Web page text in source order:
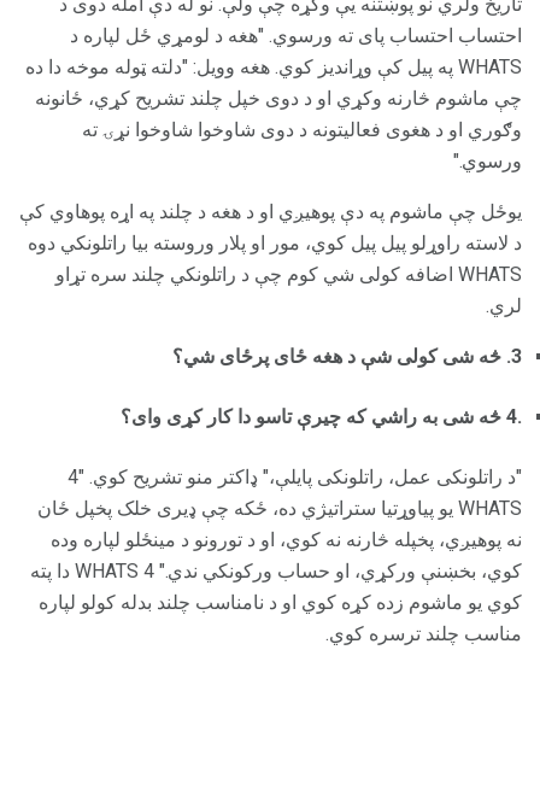
احتساب احتساب پای ته ورسوي. "هغه د لومړي ځل لپاره د
WHATS په پیل کې وړاندیز کوي. هغه وویل: "دلته ټوله موخه دا ده
چې ماشوم څارنه وکړي او د دوی خپل چلند تشریح کړي، ځانونه
وګوري او د هغوی فعالیتونه د دوی شاوخوا شاوخوا نړۍ ته
ورسوي."
یوځل چې ماشوم په دې پوهیږي او د هغه د چلند په اړه پوهاوي کې
د لاسته راوړلو پیل پیل کوي، مور او پلار وروسته بیا راتلونکي دوه
WHATS اضافه کولی شي کوم چې د راتلونکي چلند سره تړاو
لري.
3. څه شی کولی شې د هغه ځای پرځای شي؟
.4 څه شی به راشي که چیرې تاسو دا کار کړی وای؟
"د راتلونکی عمل، راتلونکی پایلې،" ډاکتر منو تشریح کوي. "4
WHATS یو پیاوړتیا ستراتیژي ده، ځکه چې ډیری خلک پخپل ځان
نه پوهیږي، پخپله څارنه نه کوي، او د تورونو د مینځلو لپاره وده
کوي، بخښنې ورکړي، او حساب ورکونکي ندي." 4 WHATS دا پته
کوي یو ماشوم زده کړه کوي او د نامناسب چلند بدله کولو لپاره
مناسب چلند ترسره کوي.